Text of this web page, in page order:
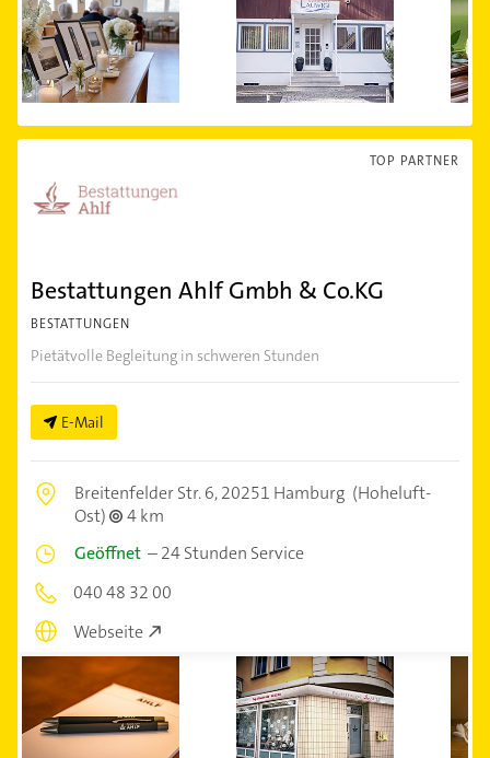
TOP PARTNER
Bestattungen Ahlf Gmbh & Co.KG
BESTATTUNGEN
Pietätvolle Begleitung in schweren Stunden
E-Mail
Breitenfelder Str. 6,20251 Hamburg (Hoheluft-
Ost)
4 km
Geöffnet –24 Stunden Service
040 48 32 00
Webseite